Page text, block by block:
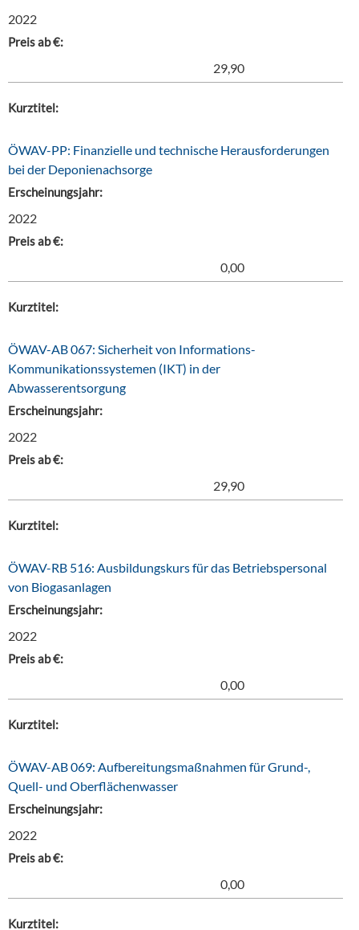
2022
Preis ab €:
29,90
Kurztitel:
ÖWAV-PP: Finanzielle und technische Herausforderungen
bei der Deponienachsorge
Erscheinungsjahr:
2022
Preis ab €:
0,00
Kurztitel:
ÖWAV-AB 067: Sicherheit von Informations-
Kommunikationssystemen (IKT) in der
Abwasserentsorgung
Erscheinungsjahr:
2022
Preis ab €:
29,90
Kurztitel:
ÖWAV-RB 516: Ausbildungskurs für das Betriebspersonal
von Biogasanlagen
Erscheinungsjahr:
2022
Preis ab €:
0,00
Kurztitel:
ÖWAV-AB 069: Aufbereitungsmaßnahmen für Grund-,
Quell- und Oberflächenwasser
Erscheinungsjahr:
2022
Preis ab €:
0,00
Kurztitel: